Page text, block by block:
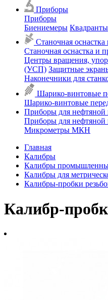
Приборы
Приборы
Биениемеры Квадранты
Станочная
Станочная оснастка и
Центры вращения,
(УСП) Защитные
Наконечники для
Шарико-винтовые
Шарико-винтовые
Приборы для нефтяной
Приборы для нефтяной
Микрометры МКН
Главная
Калибры
Калибры
Калибры для
Калибры-пробки
Калибр-